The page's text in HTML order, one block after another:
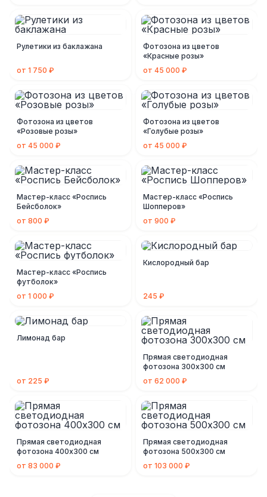
Рулетики из баклажана
от 1 750 ₽
Фотозона из цветов
«Красные розы»
от 45 000 ₽
Фотозона из цветов
«Розовые розы»
от 45 000 ₽
Фотозона из цветов
«Голубые розы»
от 45 000 ₽
Мастер-класс «Роспись
Бейсболок»
от 800 ₽
Мастер-класс «Роспись
Шопперов»
от 900 ₽
Мастер-класс «Роспись
футболок»
от 1 000 ₽
Кислородный бар
245 ₽
Лимонад бар
от 225 ₽
Прямая светодиодная
фотозона 300х300 см
от 62 000 ₽
Прямая светодиодная
фотозона 400х300 см
от 83 000 ₽
Прямая светодиодная
фотозона 500х300 см
от 103 000 ₽